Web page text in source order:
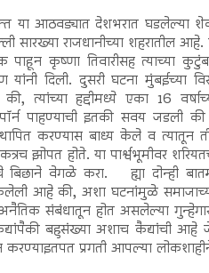
या आठवड्यात देशभरात घडलेल्या
सारख्या राजधानीच्या शहरातील
कृष्णा तिवारीसह त्याच्या
दिली. दुसरी घटना मुंबईच्या
त्यांच्या हद्दीमध्ये एका 16
पाहण्याची इतकी सवय जडली की
करण्यास बाध्य केले व त्यातून
झोपत होते. या पार्श्वभूमीवर
बिछाने वेगळे करा.
ह्या दोन्ही
आहे की, अशा घटनांमुळे
संबंधातून होत असलेल्या गुन्हेगारी
बहुसंख्या अशाच कैद्यांची आहे
प्रगती आपल्या